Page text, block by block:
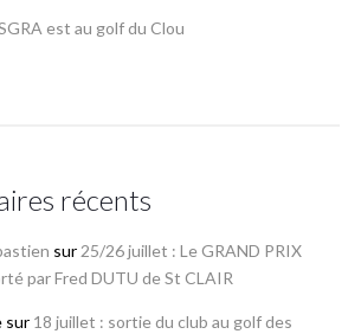
est au golf du Clou
récents
sur 25/26 juillet : Le GRAND PRIX
par Fred DUTU de St CLAIR
sur 18 juillet : sortie du club au golf des